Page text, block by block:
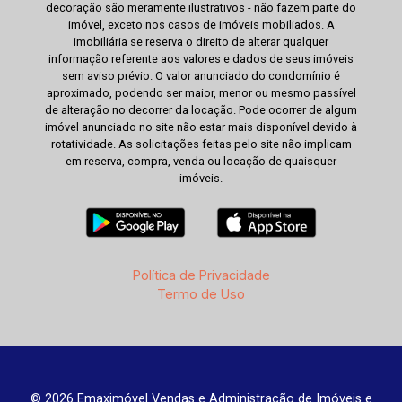
decoração são meramente ilustrativos - não fazem parte do
imóvel, exceto nos casos de imóveis mobiliados. A
imobiliária se reserva o direito de alterar qualquer
informação referente aos valores e dados de seus imóveis
sem aviso prévio. O valor anunciado do condomínio é
aproximado, podendo ser maior, menor ou mesmo passível
de alteração no decorrer da locação. Pode ocorrer de algum
imóvel anunciado no site não estar mais disponível devido à
rotatividade. As solicitações feitas pelo site não implicam
em reserva, compra, venda ou locação de quaisquer
imóveis.
Política de Privacidade
Termo de Uso
© 2026 Emaximóvel Vendas e Administração de Imóveis e